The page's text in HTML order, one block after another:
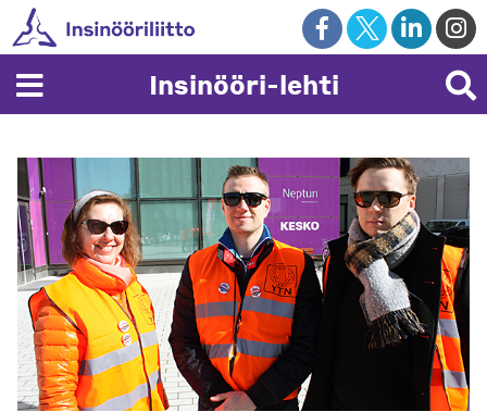
Skip
to
content
Insinööri-lehti